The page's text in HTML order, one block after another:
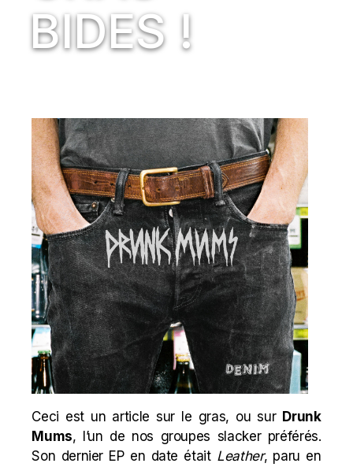
BIDES !
Ceci est un article sur le gras, ou sur Drunk
Mums, l’un de nos groupes slacker préférés.
Son dernier EP en date était Leather, paru en